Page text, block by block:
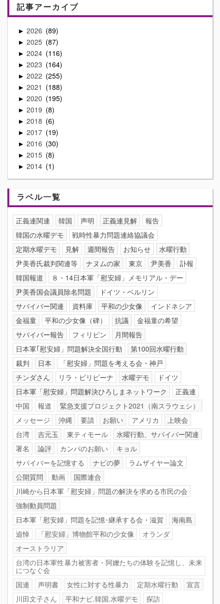
記事アーカイブ
► 2026 89
► 2025 87
► 2024 116
► 2023 164
► 2022 255
► 2021 188
► 2020 195
► 2019 8
► 2018 6
► 2017 19
► 2016 30
► 2015 8
► 2014 1
ラベル一覧
正義連関連 韓国 声明 正義連見解
報告
韓国の水曜デモ
戦時性暴力問題連絡協議会
定期水曜デモ
見解 週間報告 お知らせ
水曜行動
尹美香氏裁判関連等
ナヌムの家 東京 尹美香
訃報
韓国報道
８・14日本軍「慰安婦」メモリアル・デー
尹美香国会議員除名問題
ドイツ・ベルリン
サバイバー関連
資料庫 平和の少女像
インドネシア
金福童
平和の少女像（碑） 抗議
金福童の希望
サバイバー報告
フィリピン
月間報告
日本軍｢慰安婦」問題解決全国行動
第100回水曜行動
裁判
日本
「慰安婦」問題を考える会・神戸
チンダさん
リラ・ピリピーナ 水曜デモ
ドイツ
日本軍「慰安婦」問題解決ひろしまネットワーク
正義連
中国
報道
緊急支援プロジェクト2021（南スラウェシ）
メッセージ
沖縄 要請 お願い アメリカ
上映会
台湾
吉元玉 東ティモール
水曜行動、サバイバー関連
署名
論評 カンパのお願い
キョル
サバイバーを記憶する
ナビの夢
ラムザイヤー論文
公開質問
動画
国際連合
川崎から日本軍「慰安婦」問題の解決を求める市民の会
強制動員問題
日本軍「慰安婦」問題を記憶･継承する会・滋賀
海南島
追悼
「慰安婦」博物館平和の少女像
オランダ
オーストラリア
台湾の日本軍性暴力被害者・阿嬤たちの体験を記憶し、未来
につなぐ会
国連
声明書 女性に対する性暴力 定期水曜行動
宣言
川田文子さん
平和ナビ.韓国.水曜デモ
探訪